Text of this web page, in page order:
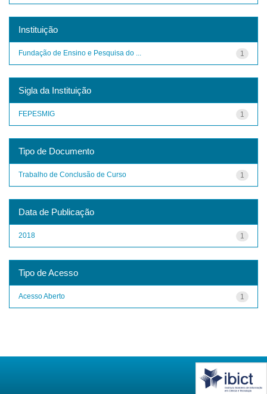
Instituição
1
Fundação de Ensino e Pesquisa do ...
Sigla da Instituição
1
FEPESMIG
Tipo de Documento
1
Trabalho de Conclusão de Curso
Data de Publicação
1
2018
Tipo de Acesso
1
Acesso Aberto